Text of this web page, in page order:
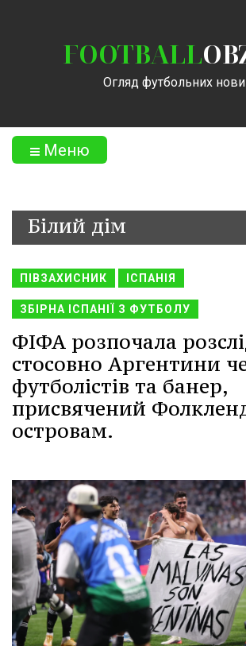
FOOTBALL
Огляд футбольних
Меню
Білий дім
ПІВЗАХИСНИК ІСПАНІЯ
ЗБІРНА ІСПАНІЇ З ФУТБОЛУ
ФІФА розпочала
стосовно Аргентини
футболістів та банер,
присвячений
островам.